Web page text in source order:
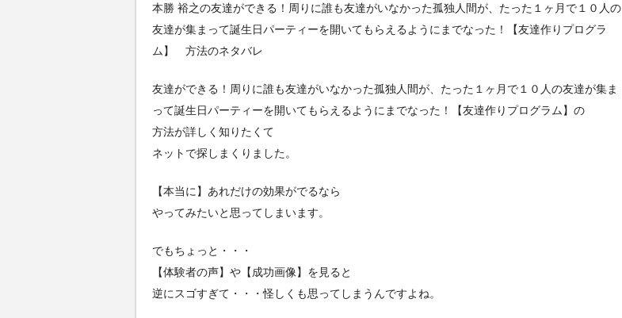
本勝 裕之の友達ができる！周りに誰も友達がいなかった孤独人間が、たった１ヶ月で１０人の
友達が集まって誕生日パーティーを開いてもらえるようにまでなった！【友達作りプログラ
ム】 方法のネタバレ
友達ができる！周りに誰も友達がいなかった孤独人間が、たった１ヶ月で１０人の友達が集ま
って誕生日パーティーを開いてもらえるようにまでなった！【友達作りプログラム】の
方法が詳しく知りたくて
ネットで探しまくりました。
【本当に】あれだけの効果がでるなら
やってみたいと思ってしまいます。
でもちょっと・・・
【体験者の声】や【成功画像】を見ると
逆にスゴすぎて・・・怪しくも思ってしまうんですよね。